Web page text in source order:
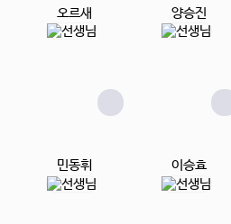
오르새 양승진
민동휘 이승효